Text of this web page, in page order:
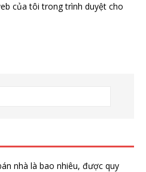
của tôi trong trình duyệt cho
nhà là bao nhiêu, được quy